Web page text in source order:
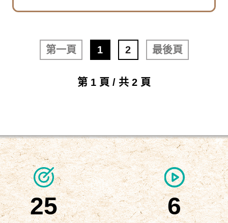
第一頁 1 2 最後頁
第 1 頁 / 共 2 頁
25 6